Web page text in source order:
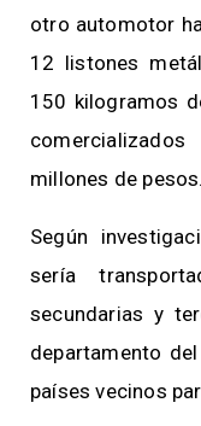
otro automotor
12 listones
150 kilogramos
millones de pesos.
Según
sería
secundarias y
departamento
países vecinos